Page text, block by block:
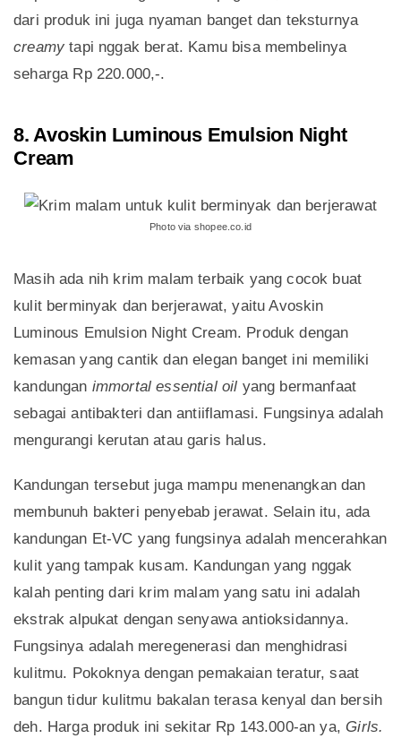
dari produk ini juga nyaman banget dan teksturnya
creamytapi nggak berat. Kamu bisa membelinya
seharga Rp 220.000,-.
8. Avoskin Luminous Emulsion Night
Cream
Photo via shopee.co.id
Masih ada nih krim malam terbaik yang cocok buat
kulit berminyak dan berjerawat, yaitu Avoskin
Luminous Emulsion Night Cream. Produk dengan
kemasan yang cantik dan elegan banget ini memiliki
kandungan immortal essential oil yang bermanfaat
sebagai antibakteri dan antiiflamasi. Fungsinya adalah
mengurangi kerutan atau garis halus.
Kandungan tersebut juga mampu menenangkan dan
membunuh bakteri penyebab jerawat. Selain itu, ada
kandungan Et-VC yang fungsinya adalah mencerahkan
kulit yang tampak kusam. Kandungan yang nggak
kalah penting dari krim malam yang satu ini adalah
ekstrak alpukat dengan senyawa antioksidannya.
Fungsinya adalah meregenerasi dan menghidrasi
kulitmu. Pokoknya dengan pemakaian teratur, saat
bangun tidur kulitmu bakalan terasa kenyal dan bersih
deh. Harga produk ini sekitar Rp 143.000-an ya, Girls.